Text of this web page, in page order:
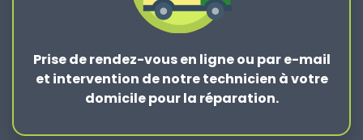
Prise de rendez-vous en ligne ou par e-mail
et intervention de notre technicien à votre
domicile pour la réparation.